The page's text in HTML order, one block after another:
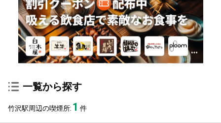
一覧から探す
竹沢駅周辺の喫煙所: 1 件